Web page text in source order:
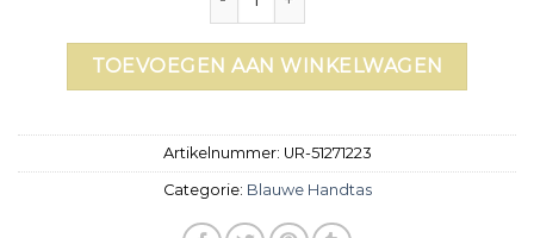
TOEVOEGEN AAN WINKELWAGEN
Artikelnummer: UR-51271223
Categorie: Blauwe Handtas